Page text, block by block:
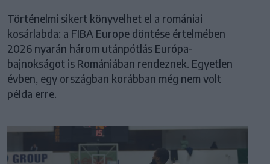
Történelmi sikert könyvelhet el a romániai
kosárlabda: a FIBA Europe döntése értelmében
2026 nyarán három utánpótlás Európa-
bajnokságot is Romániában rendeznek. Egyetlen
évben, egy országban korábban még nem volt
példa erre.